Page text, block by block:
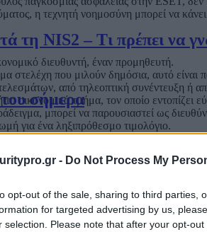
- Do Not Process My
opt-out of the sale, sharing to third parties,
for targeted advertising by us,
selection. Please note that after your opt-
τη NIS2 – Τι πρέπει να
σήμερα
οικοσυστήματα.
η τεχνητή νοημοσύνη μπορεί να
διευθυντή, έναν προμηθευτή.
στελέχη που μιλούν δημόσια, αυτό
από τηλεοπτική συνέντευξη ή
οικονομικό τμήμα, τον οποίο εντοπίζει
μπορεί να παρουσιαστεί ως
για ένα ληξιπρόθεσμο τιμολόγιο.
νοημοσύνη για να υποδυθεί τον CEO
όπου η φωνή του μετατρέπεται σχεδόν σε
πιο πειστικός. Ορισμένα εργαλεία
συνεχώς στο να αναπαράγουν τους
που σχετίζονται με την